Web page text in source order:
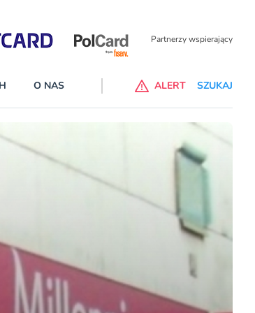
Partnerzy wspierający
Go dla klientów Revoluta. Nowy benefit we
i Plus – z usługi będzie można korzsytać za
O NAS ALERT SZUKAJ